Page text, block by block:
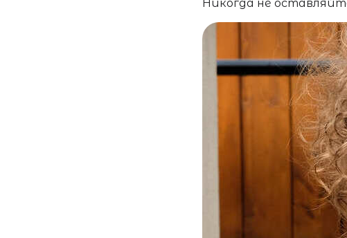
Никогда не